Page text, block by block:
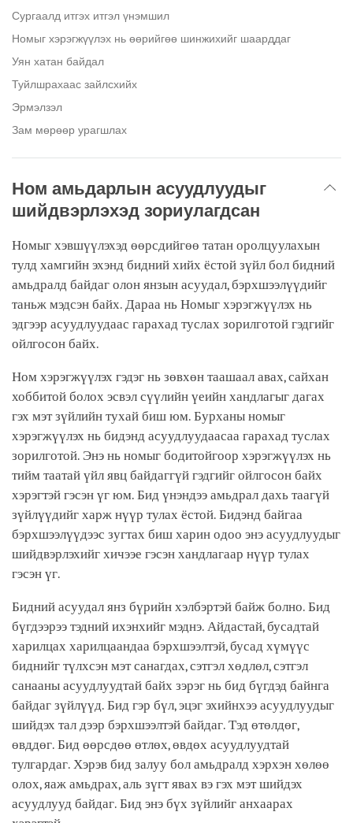
Сургаалд итгэх итгэл үнэмшил
Номыг хэрэгжүүлэх нь өөрийгөө шинжихийг шаарддаг
Уян хатан байдал
Туйлшрахаас зайлсхийх
Эрмэлзэл
Зам мөрөөр урагшлах
Ном амьдарлын асуудлуудыг
шийдвэрлэхэд зориулагдсан
Номыг хэвшүүлэхэд өөрсдийгөө татан оролцуулахын
тулд хамгийн эхэнд бидний хийх ёстой зүйл бол бидний
амьдралд байдаг олон янзын асуудал, бэрхшээлүүдийг
таньж мэдсэн байх. Дараа нь Номыг хэрэгжүүлэх нь
эдгээр асуудлуудаас гарахад туслах зорилготой гэдгийг
ойлгосон байх.
Ном хэрэгжүүлэх гэдэг нь зөвхөн таашаал авах, сайхан
хоббитой болох эсвэл сүүлийн үеийн хандлагыг дагах
гэх мэт зүйлийн тухай биш юм. Бурханы номыг
хэрэгжүүлэх нь бидэнд асуудлуудаасаа гарахад туслах
зорилготой. Энэ нь номыг бодитойгоор хэрэгжүүлэх нь
тийм таатай үйл явц байдаггүй гэдгийг ойлгосон байх
хэрэгтэй гэсэн үг юм. Бид үнэндээ амьдрал дахь таагүй
зүйлүүдийг харж нүүр тулах ёстой. Бидэнд байгаа
бэрхшээлүүдээс зугтах биш харин одоо энэ асуудлуудыг
шийдвэрлэхийг хичээе гэсэн хандлагаар нүүр тулах
гэсэн үг.
Бидний асуудал янз бүрийн хэлбэртэй байж болно. Бид
бүгдээрээ тэдний ихэнхийг мэднэ. Айдастай, бусадтай
харилцах харилцаандаа бэрхшээлтэй, бусад хүмүүс
биднийг түлхсэн мэт санагдах, сэтгэл хөдлөл, сэтгэл
санааны асуудлуудтай байх зэрэг нь бид бүгдэд байнга
байдаг зүйлүүд. Бид гэр бүл, эцэг эхийнхээ асуудлуудыг
шийдэх тал дээр бэрхшээлтэй байдаг. Тэд өтөлдөг,
өвддөг. Бид өөрсдөө өтлөх, өвдөх асуудлуудтай
тулгардаг. Хэрэв бид залуу бол амьдралд хэрхэн хөлөө
олох, яаж амьдрах, аль зүгт явах вэ гэх мэт шийдэх
асуудлууд байдаг. Бид энэ бүх зүйлийг анхаарах